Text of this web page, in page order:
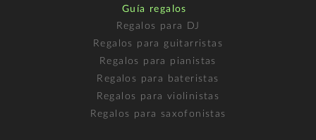
Guía regalos
Regalos para DJ
Regalos para guitarristas
Regalos para pianistas
Regalos para bateristas
Regalos para violinistas
Regalos para saxofonistas